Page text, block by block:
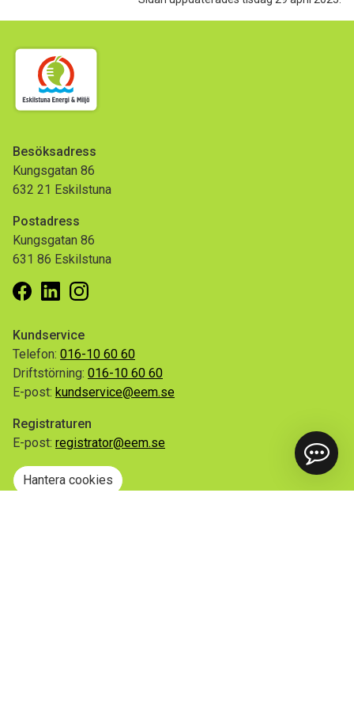
Besöksadress
Kungsgatan 86
632 21 Eskilstuna
Postadress
Kungsgatan 86
631 86 Eskilstuna
Facebook
LinkedinInstagram
Kundservice
Telefon: 016-10 60 60
Driftstörning: 016-10 60 60
E-post: kundservice@eem.se
Registraturen
E-post: registrator@eem.se
Hantera cookies